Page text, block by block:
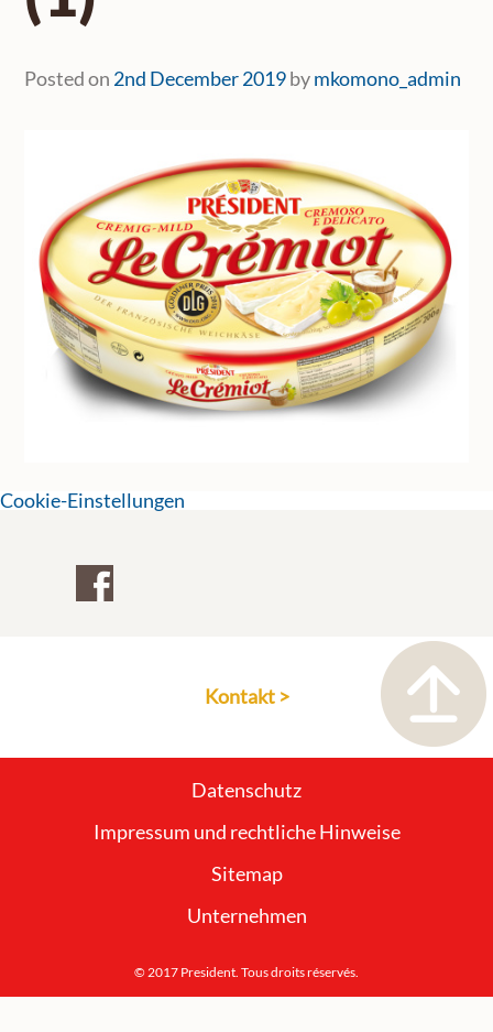
Posted on 2nd December 2019bymkomono_admin
Cookie-Einstellungen
Kontakt >
Datenschutz
Impressum und rechtliche Hinweise
Sitemap
Unternehmen
© 2017 President. Tous droits réservés.